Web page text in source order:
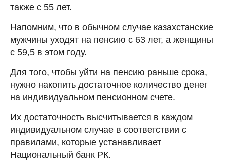
также с 55 лет.
Напомним, что в обычном случае казахстанские
мужчины уходят на пенсию с 63 лет, а женщины
с 59,5 в этом году.
Для того, чтобы уйти на пенсию раньше срока,
нужно накопить достаточное количество денег
на индивидуальном пенсионном счете.
Их достаточность высчитывается в каждом
индивидуальном случае в соответствии с
правилами, которые устанавливает
Национальный банк РК.